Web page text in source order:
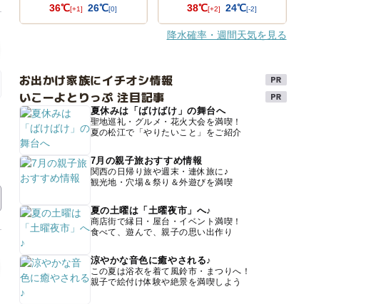
36℃[+1] 26℃[0]
38℃[+2] 24℃[-2]
降水確率・週間天気を見る
お出かけ家族にイチオシ情報
いこーよとりっぷ 注目記事
夏休みは「ばけばけ」の舞台へ
聖地巡礼・グルメ・花火大会を満喫！
夏の松江で「やりたいこと」をご紹介
7月の親子旅おすすめ情報
関西の日帰り旅や週末・連休旅に♪
観光地・穴場＆祭り＆外遊びを満喫
夏の土曜は「土曜夜市」へ♪
商店街で縁日・屋台・イベント満喫！
食べて、遊んで、親子の思い出作り
涼やかな音色に癒やされる♪
この夏は浴衣を着て風鈴市・まつりへ！
親子で絵付け体験や絶景を満喫しよう